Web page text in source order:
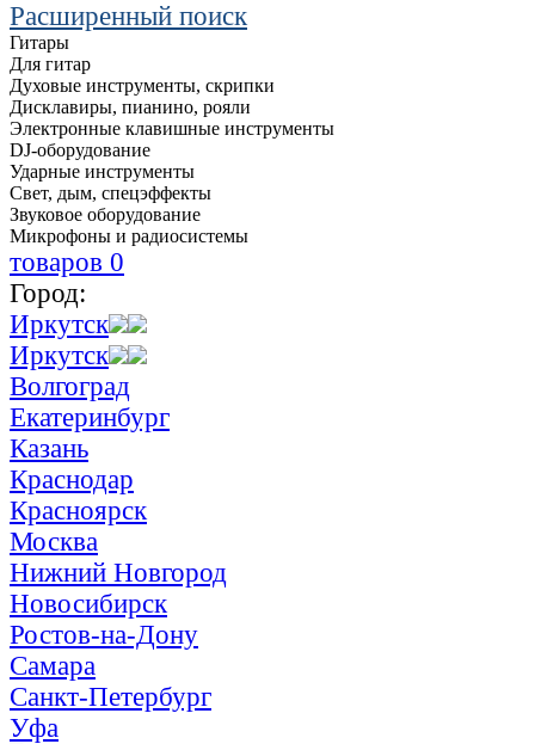
Расширенный поиск
Гитары
Для гитар
Духовые инструменты, скрипки
Дисклавиры, пианино, рояли
Электронные клавишные инструменты
DJ-оборудование
Ударные инструменты
Свет, дым, спецэффекты
Звуковое оборудование
Микрофоны и радиосистемы
товаров 0
Город:
Иркутск
Иркутск
Волгоград
Екатеринбург
Казань
Краснодар
Красноярск
Москва
Нижний Новгород
Новосибирск
Ростов-на-Дону
Самара
Санкт-Петербург
Уфа